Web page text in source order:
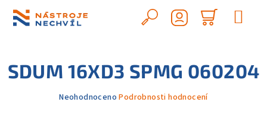
obsah
Hledat
košík
SDUM 16XD3 SPMG 060204
Průměrné
Neohodnoceno Podrobnosti hodnocení